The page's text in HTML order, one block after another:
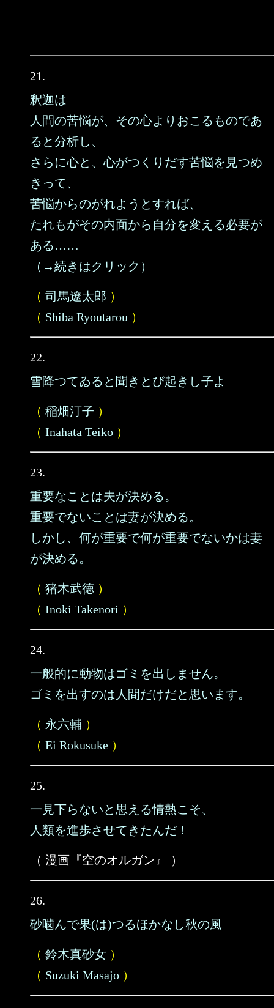
21.
釈迦は
人間の苦悩が、その心よりおこるものであ
ると分析し、
さらに心と、心がつくりだす苦悩を見つめ
きって、
苦悩からのがれようとすれば、
たれもがその内面から自分を変える必要が
ある……
（→続きはクリック）
（ 司馬遼太郎 ）
（ Shiba Ryoutarou ）
22.
雪降つてゐると聞きとび起きし子よ
（ 稲畑汀子 ）
（ Inahata Teiko ）
23.
重要なことは夫が決める。
重要でないことは妻が決める。
しかし、何が重要で何が重要でないかは妻
が決める。
（ 猪木武徳 ）
（ Inoki Takenori ）
24.
一般的に動物はゴミを出しません。
ゴミを出すのは人間だけだと思います。
（ 永六輔 ）
（ Ei Rokusuke ）
25.
一見下らないと思える情熱こそ、
人類を進歩させてきたんだ！
（ 漫画『空のオルガン』 ）
26.
砂噛んで果(は)つるほかなし秋の風
（ 鈴木真砂女 ）
（ Suzuki Masajo ）